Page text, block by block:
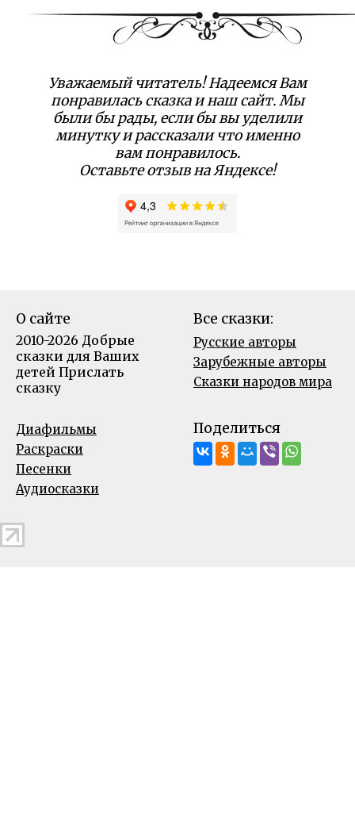
Уважаемый читатель! Надеемся Вам
понравилась сказка и наш сайт. Мы
были бы рады, если бы вы уделили
минутку и рассказали что именно
вам понравилось.
Оставьте отзыв на Яндексе!
О сайте
2010-2026 Добрые
сказки для Ваших
детей Прислать
сказку
Все сказки:
Русские авторы
Зарубежные авторы
Сказки народов мира
Диафильмы
Раскраски
Песенки
Аудиосказки
Поделиться